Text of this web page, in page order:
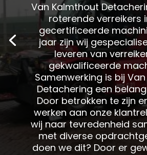
Van Kalmthout
roterende verreikers
gecertificeerde
jaar zijn wij
leveren van
gekwalificeerde
Samenwerking is bij
Detachering een
Door betrokken te zijn
werken aan onze
wij naar tevredenheid
met diverse
doen we dit? Door er